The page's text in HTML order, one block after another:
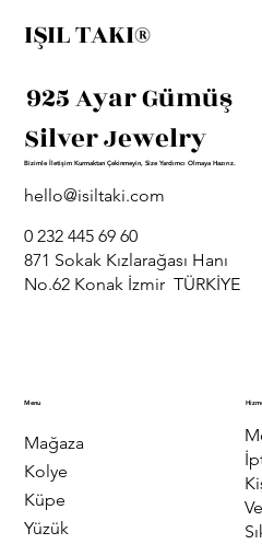
IŞIL TAKI®
925 Ayar Gümüş
Silver Jewelry
Bizimle İletişim Kurmaktan Çekinmeyin, Size Yardımcı Olmaya Hazırız.
hello@isiltaki.com
0 232 445 69 60
871 Sokak Kızlarağası Hanı
No.62 Konak İzmir TÜRKİYE
Menu
Mağaza
Kolye
Küpe
Yüzük